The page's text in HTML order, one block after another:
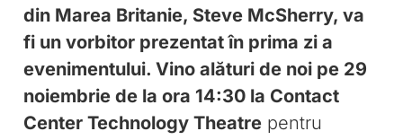
din Marea Britanie, Steve McSherry, va
fi un vorbitor prezentat în prima zi a
evenimentului. Vino alături de noi pe 29
noiembrie de la ora 14:30 la Contact
Center Technology Theatre pentru